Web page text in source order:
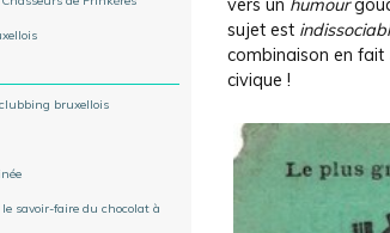
bruxellois
savoir-faire du chocolat à
vers un humour
sujet est
combinaison en fait
civique !